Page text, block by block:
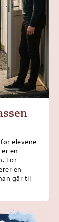
elevene
en
For
en
går til –